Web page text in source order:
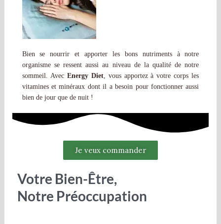
Bien se nourrir et apporter les bons nutriments à notre
organisme se ressent aussi au niveau de la qualité de notre
sommeil. Avec Energy Diet, vous apportez à votre corps les
vitamines et minéraux dont il a besoin pour fonctionner aussi
bien de jour que de nuit !
Je veux commander
Votre Bien-Être,
Notre Préoccupation